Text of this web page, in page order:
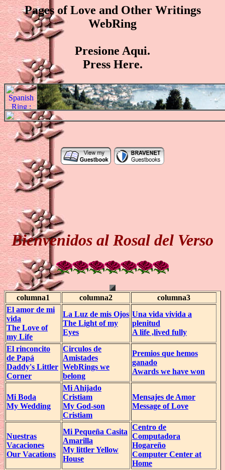
Pages of Love and Other Writings
WebRing
Presione Aqui.
Press Here.
Bienvenidos al Rosal del Verso
columna1 columna2
columna3
El amor de mi
vida
The Love of
my Life
La Luz de mis Ojos
The Light of my
Eyes
Una vida vivida a
plenitud
A life ,lived fully
El rinconcito
de Papá
Daddy's Littler
Corner
Circulos de
Amistades
WebRings we
belong
Premios que hemos
ganado
Awards we have won
Mi Boda
My Wedding
Mi Ahijado
Cristiam
My God-son
Cristiam
Mensajes de Amor
Message of Love
Nuestras
Vacaciones
Our Vacations
Mi Pequeña Casita
Amarilla
My littler Yellow
House
Centro de
Computadora
Hogareño
Computer Center at
Home